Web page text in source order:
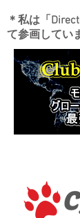
＊私は「
て参画してい